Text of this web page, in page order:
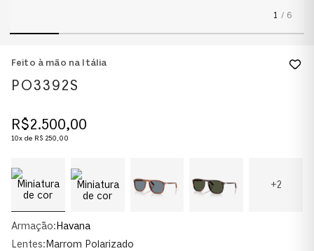
1 / 6
Feito à mão na Itália
PO3392S
R$2.500,00
10x de R$ 250,00
+2
Armação: Havana
Lentes: Marrom Polarizado